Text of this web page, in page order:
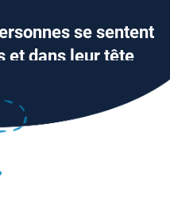
se sentent
et dans leur tête